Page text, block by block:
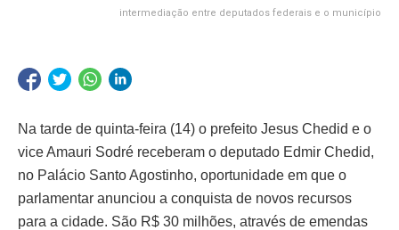
intermediação entre deputados federais e o município
Na tarde de quinta-feira (14) o prefeito Jesus Chedid e o
vice Amauri Sodré receberam o deputado Edmir Chedid,
no Palácio Santo Agostinho, oportunidade em que o
parlamentar anunciou a conquista de novos recursos
para a cidade. São R$ 30 milhões, através de emendas